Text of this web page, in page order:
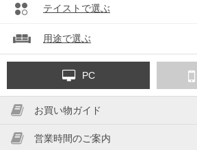
テイストで選ぶ
用途で選ぶ
PC
お買い物ガイド
営業時間のご案内